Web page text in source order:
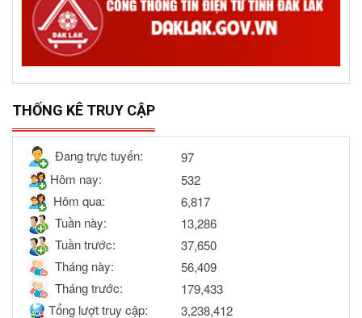
THỐNG KÊ TRUY CẬP
Đang trực tuyến:
97
Hôm nay:
532
Hôm qua:
6,817
Tuần này:
13,286